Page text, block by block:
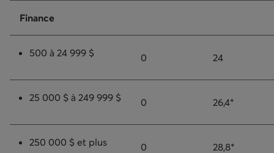
Finance
500 à 24 999 $ 0 24
25 000 $ à 249 999 $ 0 26,4*
250 000 $ et plus 0 28,8*